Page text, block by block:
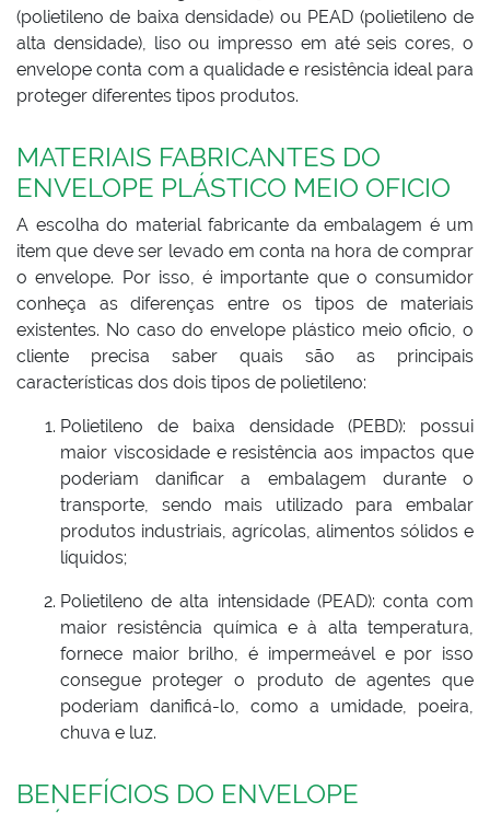
(polietileno de baixa densidade) ou PEAD (polietileno de
alta densidade), liso ou impresso em até seis cores, o
envelope conta com a qualidade e resistência ideal para
proteger diferentes tipos produtos.
MATERIAIS FABRICANTES DO
ENVELOPE PLÁSTICO MEIO OFICIO
A escolha do material fabricante da embalagem é um
item que deve ser levado em conta na hora de comprar
o envelope. Por isso, é importante que o consumidor
conheça as diferenças entre os tipos de materiais
existentes. No caso do envelope plástico meio oficio, o
cliente precisa saber quais são as principais
características dos dois tipos de polietileno:
Polietileno de baixa densidade (PEBD): possui
maior viscosidade e resistência aos impactos que
poderiam danificar a embalagem durante o
transporte, sendo mais utilizado para embalar
produtos industriais, agrícolas, alimentos sólidos e
líquidos;
Polietileno de alta intensidade (PEAD): conta com
maior resistência química e à alta temperatura,
fornece maior brilho, é impermeável e por isso
consegue proteger o produto de agentes que
poderiam danificá-lo, como a umidade, poeira,
chuva e luz.
BENEFÍCIOS DO ENVELOPE